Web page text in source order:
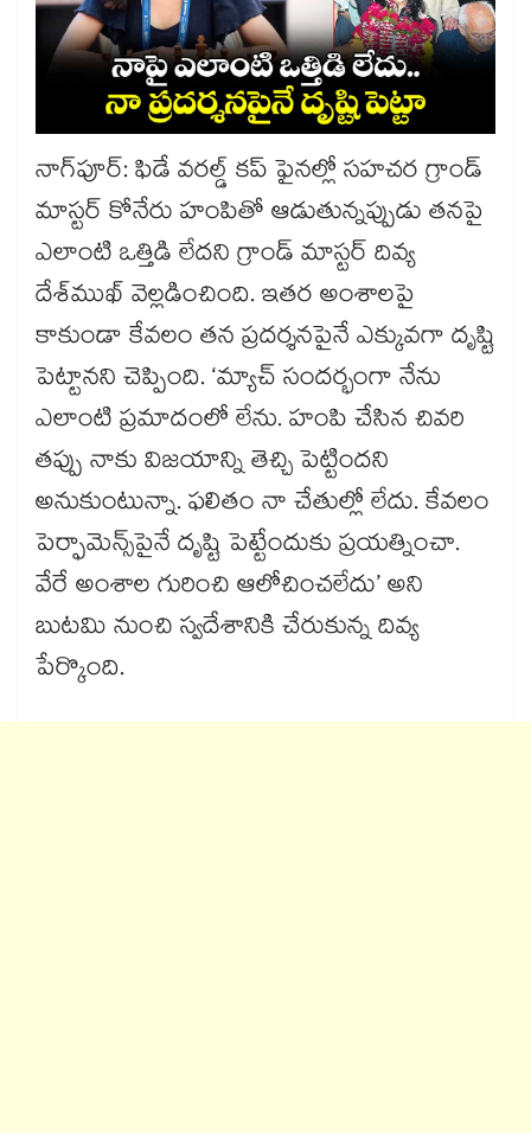
నాగ్‌‌‌‌‌‌‌‌పూర్‌‌‌‌‌‌‌‌: ఫిడే వరల్డ్‌‌‌‌‌‌‌‌ కప్‌‌‌‌‌‌‌‌ ఫైనల్లో సహచర గ్రాండ్‌‌‌‌‌‌‌‌
మాస్టర్‌‌‌‌‌‌‌‌ కోనేరు హంపితో ఆడుతున్నప్పుడు తనపై
ఎలాంటి ఒత్తిడి లేదని గ్రాండ్‌‌‌‌‌‌‌‌ మాస్టర్‌‌‌‌‌‌‌‌ దివ్య
దేశ్‌‌‌‌‌‌‌‌ముఖ్‌‌‌‌‌‌‌‌ వెల్లడించింది. ఇతర అంశాలపై
కాకుండా కేవలం తన ప్రదర్శనపైనే ఎక్కువగా దృష్టి
పెట్టానని చెప్పింది. ‘మ్యాచ్‌‌‌‌‌‌‌‌ సందర్భంగా నేను
ఎలాంటి ప్రమాదంలో లేను. హంపి చేసిన చివరి
తప్పు నాకు విజయాన్ని తెచ్చి పెట్టిందని
అనుకుంటున్నా. ఫలితం నా చేతుల్లో లేదు. కేవలం
పెర్ఫామెన్స్‌‌‌‌‌‌‌‌పైనే దృష్టి పెట్టేందుకు ప్రయత్నించా.
వేరే అంశాల గురించి ఆలోచించలేదు’ అని
బుటమి నుంచి స్వదేశానికి చేరుకున్న దివ్య
పేర్కొంది.